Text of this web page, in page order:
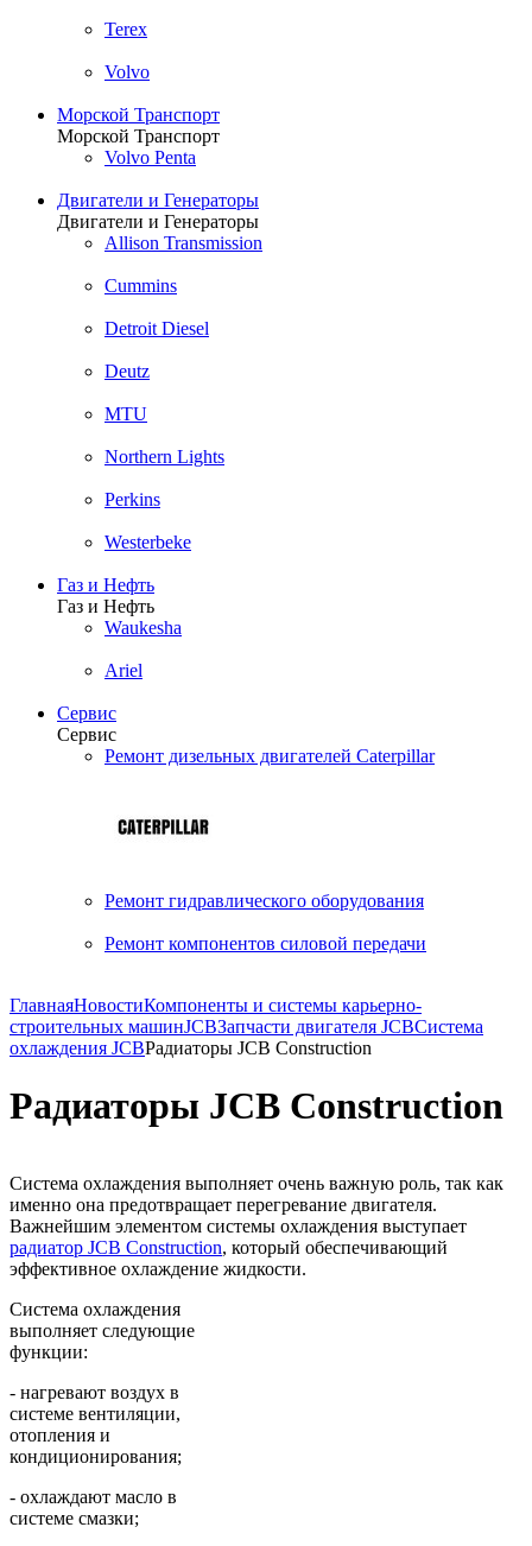
Terex
Volvo
Морской Транспорт
Морской Транспорт
Volvo Penta
Двигатели и Генераторы
Двигатели и Генераторы
Allison Transmission
Cummins
Detroit Diesel
Deutz
MTU
Northern Lights
Perkins
Westerbeke
Газ и Нефть
Газ и Нефть
Waukesha
Ariel
Сервис
Сервис
Ремонт дизельных двигателей Caterpillar
Ремонт гидравлического оборудования
Ремонт компонентов силовой передачи
ГлавнаяНовостиКомпоненты и системы карьерно-
строительных машинJCBЗапчасти двигателя JCBСистема
охлаждения JCBРадиаторы JCB Construction
Радиаторы JCB Construction
Система охлаждения выполняет очень важную роль, так как
именно она предотвращает перегревание двигателя.
Важнейшим элементом системы охлаждения выступает
радиатор JCB Construction, который обеспечивающий
эффективное охлаждение жидкости.
Система охлаждения
выполняет следующие
функции:
- нагревают воздух в
системе вентиляции,
отопления и
кондиционирования;
- охлаждают масло в
системе смазки;